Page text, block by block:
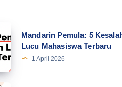
Mandarin Pemula: 5
Lucu Mahasiswa Terbaru
1 April 2026